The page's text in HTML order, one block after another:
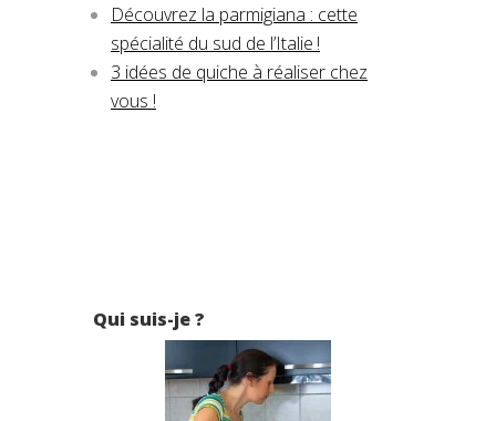
Découvrez la parmigiana : cette
spécialité du sud de l’Italie !
3 idées de quiche à réaliser chez
vous !
Qui suis-je ?